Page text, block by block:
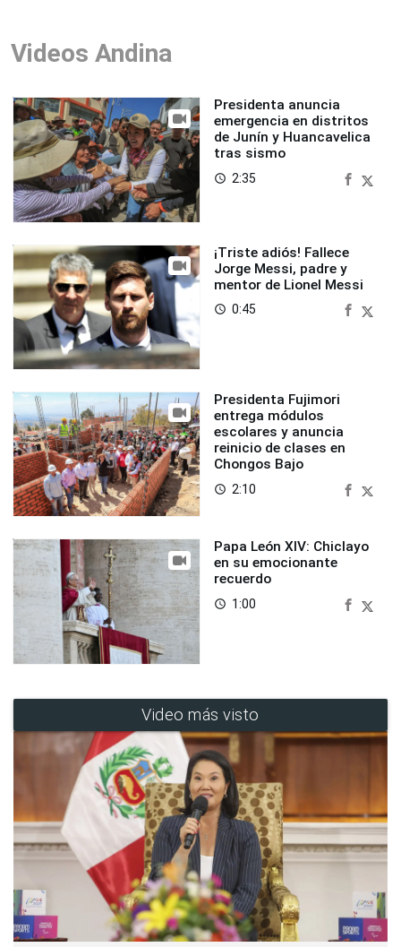
Videos Andina
Presidenta anuncia
emergencia en distritos
de Junín y Huancavelica
tras sismo
access_time 2:35
¡Triste adiós! Fallece
Jorge Messi, padre y
mentor de Lionel Messi
access_time 0:45
Presidenta Fujimori
entrega módulos
escolares y anuncia
reinicio de clases en
Chongos Bajo
access_time 2:10
Papa León XIV: Chiclayo
en su emocionante
recuerdo
access_time 1:00
Video más visto